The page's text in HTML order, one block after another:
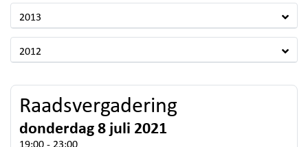
2013
2012
Raadsvergadering
donderdag 8 juli 2021